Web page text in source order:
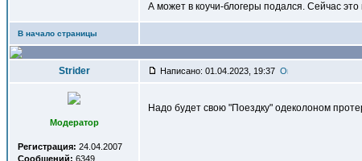
А может в коучи-блогеры подался. Сейчас
В начало страницы
Strider Написано: 01.04.2023, 19:37
Модератор
Регистрация: 24.04.2007
Сообщений: 6349
Надо будет свою "Поездку" одеколоном